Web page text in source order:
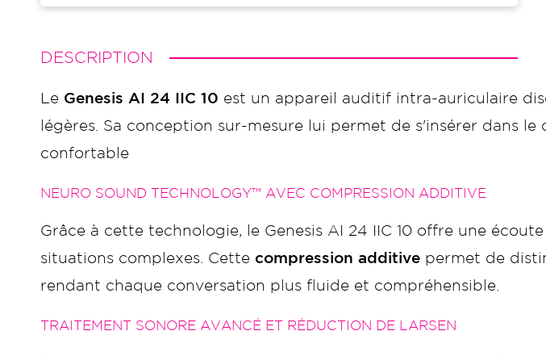
DESCRIPTION
Le Genesis AI 24 IIC 10 est un appareil auditif intra-auriculaire
légères. Sa conception sur-mesure lui permet de s'insérer dans
confortable
NEURO SOUND TECHNOLOGY™ AVEC COMPRESSION ADDITIVE
Grâce à cette technologie, le Genesis AI 24 IIC 10 offre une
situations complexes. Cette compression additive permet de
rendant chaque conversation plus fluide et compréhensible.
TRAITEMENT SONORE AVANCÉ ET RÉDUCTION DE LARSEN